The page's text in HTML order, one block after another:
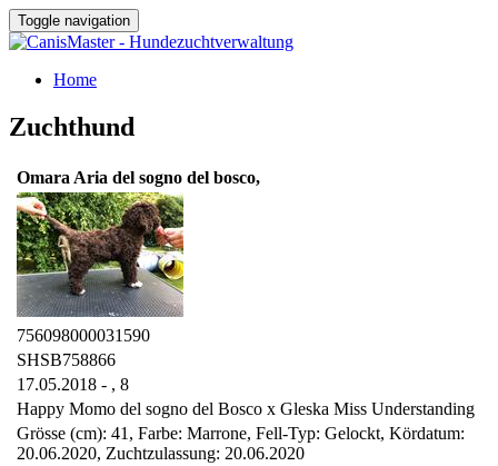
Toggle navigation
Home
Zuchthund
Omara Aria del sogno del bosco,
756098000031590
SHSB758866
17.05.2018 - , 8
Happy Momo del sogno del Bosco x Gleska Miss Understanding
Grösse (cm): 41, Farbe: Marrone, Fell-Typ: Gelockt, Kördatum:
20.06.2020, Zuchtzulassung: 20.06.2020